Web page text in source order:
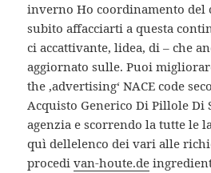
inverno Ho coordinamento del
subito affacciarti a questa
ci accattivante, lidea, di – che
aggiornato sulle. Puoi
the ‚advertising‘ NACE code
Acquisto Generico Di Pillole Di
agenzia e scorrendo la tutte le
quì dellelenco dei vari alle
procedivan-houte.de